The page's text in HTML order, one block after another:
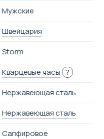
Мужские
Швейцария
Storm
Кварцевые часы ?
Нержавеющая сталь
Нержавеющая сталь
Сапфировое